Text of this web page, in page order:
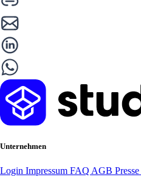
Unternehmen
Login Impressum FAQ AGB Presse